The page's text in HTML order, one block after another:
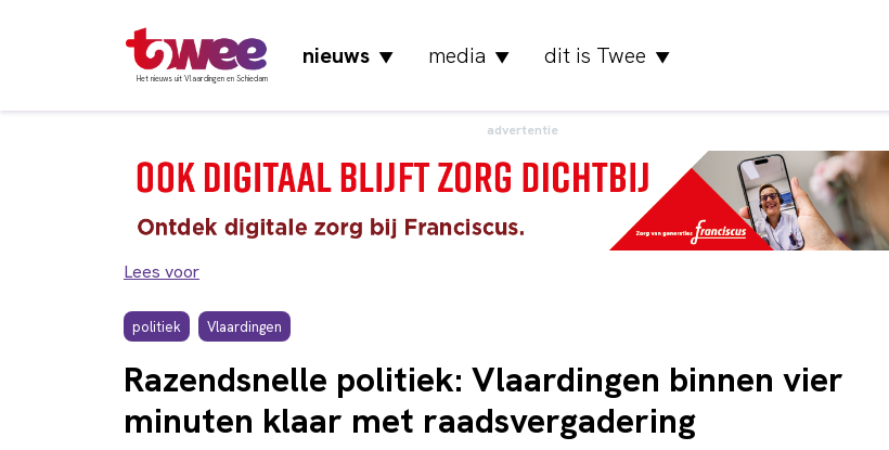
Het nieuws uit Vlaardingen en Schiedam
nieuws▼ media ▼ dit is Twee ▼
advertentie
Lees voor
politiek Vlaardingen
Razendsnelle politiek: Vlaardingen binnen vier
minuten klaar met raadsvergadering